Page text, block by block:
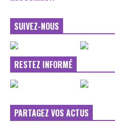
SUIVEZ-NOUS
RESTEZ INFORMÉ
PARTAGEZ VOS ACTUS